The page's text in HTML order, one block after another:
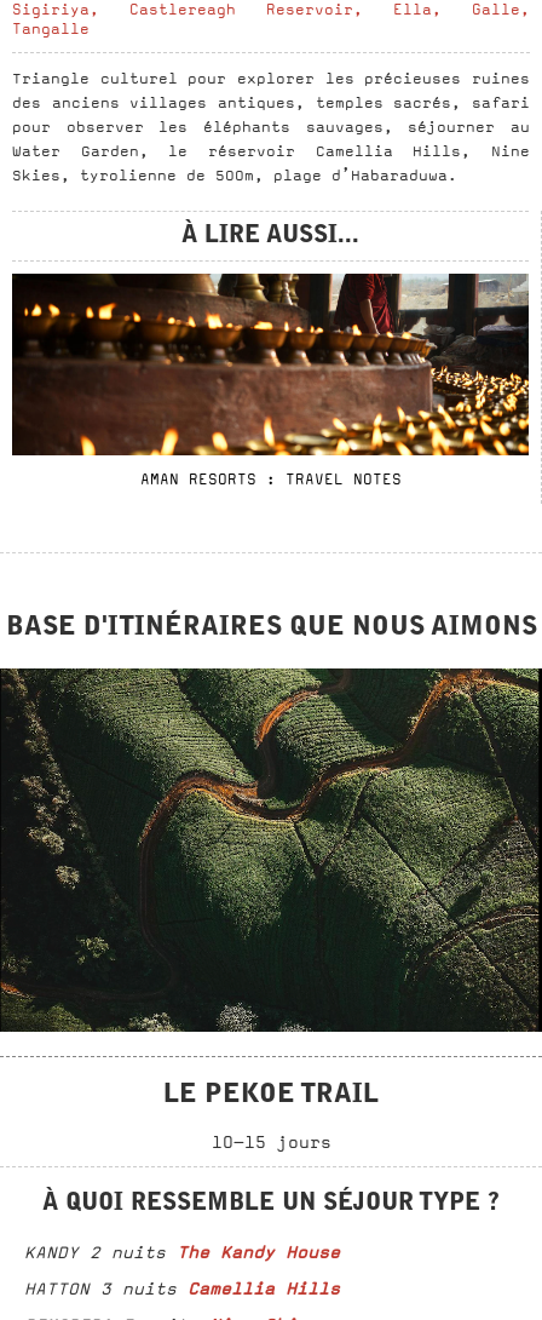
À LIRE AUSSI...
AMAN RESORTS : TRAVEL NOTES
Sigiriya, Castlereagh Reservoir, Ella, Galle,
Tangalle
Triangle culturel pour explorer les précieuses ruines
des anciens villages antiques, temples sacrés, safari
pour observer les éléphants sauvages, séjourner au
Water Garden, le réservoir Camellia Hills, Nine
Skies, tyrolienne de 500m, plage d’Habaraduwa.
BASE D'ITINÉRAIRES QUE NOUS AIMONS
LE PEKOE TRAIL
10-15 jours
À QUOI RESSEMBLE UN SÉJOUR TYPE ?
KANDY 2 nuits The Kandy House
HATTON 3 nuits Camellia Hills